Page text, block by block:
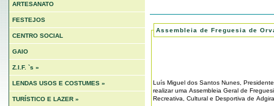
ARTESANATO
FESTEJOS
CENTRO SOCIAL
GAIO
Z.I.F. `s »
LENDAS USOS E COSTUMES »
TURÍSTICO E LAZER »
Assembleia de Freguesia de
Luís Miguel dos Santos Nunes,
realizar uma Assembleia Geral de
Recreativa, Cultural e Desportiva de